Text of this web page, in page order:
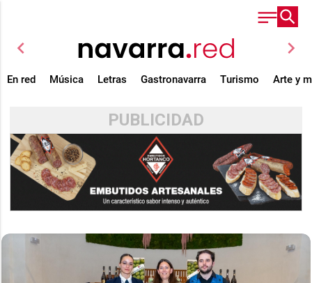
chevron_left chevron_right
En red Música Letras Gastronavarra Turismo Arte y
PUBLICIDAD